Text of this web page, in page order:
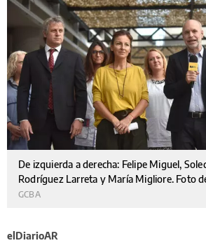
De izquierda a derecha: Felipe Miguel,
Rodríguez Larreta y María Migliore. Foto
GCBA
elDiarioAR